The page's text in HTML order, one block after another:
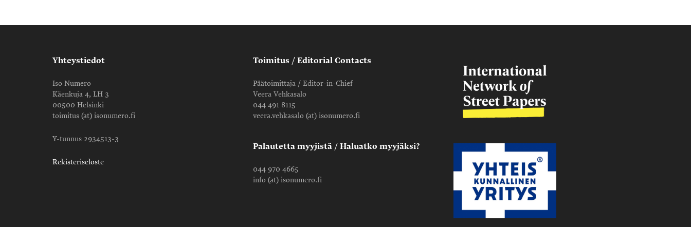
Yhteystiedot
Iso Numero
Käenkuja 4, LH 3
00500 Helsinki
toimitus (at) isonumero.fi
Y-tunnus 2934513-3
Rekisteriseloste
Toimitus / Editorial Contacts
Päätoimittaja / Editor-in-Chief
Veera Vehkasalo
044 491 8115
veera.vehkasalo (at) isonumero.fi
Palautetta myyjistä / Haluatko myyjäksi?
044 970 4665
info (at) isonumero.fi